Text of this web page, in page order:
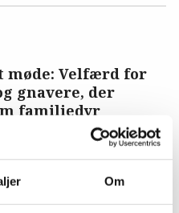
Om
møde: Velfærd for
gnavere, der
familiedyr
ikke den nemme